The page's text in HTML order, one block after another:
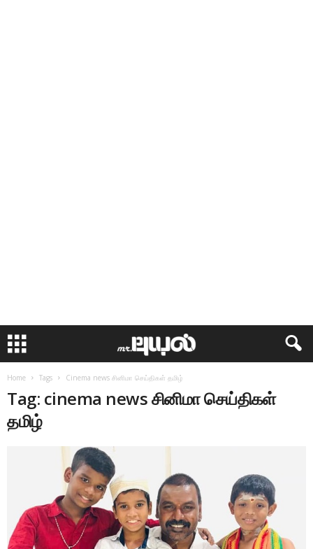
Home Tags Cinema news சினிமா செய்திகள் தமிழ்
Tag: cinema news சினிமா செய்திகள்
தமிழ்